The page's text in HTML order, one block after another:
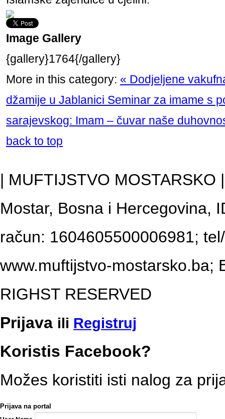
Image Gallery
{gallery}1764{/gallery}
More in this category: « Dodjeljene
džamije u Jablanici Seminar za imame s
sarajevskog: Imam – čuvar naše
back to top
| MUFTIJSTVO
Mostar, Bosna i Hercegovina,
račun: 1604605500006981;
www.muftijstvo-mostarsko.ba;
RIGHST RESERVED
Prijava ili Registruj
Koristis Facebook?
Možes koristiti isti nalog za
Prijava na portal